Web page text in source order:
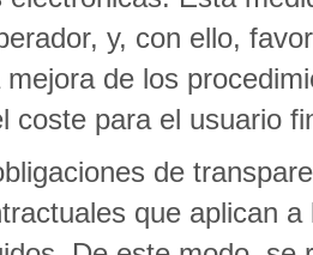
y, con ello,
de los
coste para el usuario
de
que aplican